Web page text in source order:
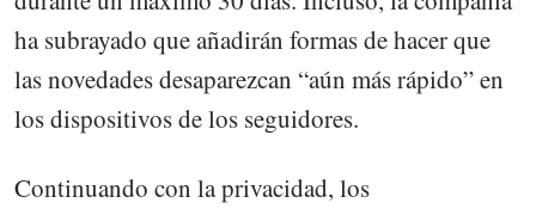
ha subrayado que añadirán formas de hacer que
las novedades desaparezcan “aún más rápido” en
los dispositivos de los seguidores.
Continuando con la privacidad, los